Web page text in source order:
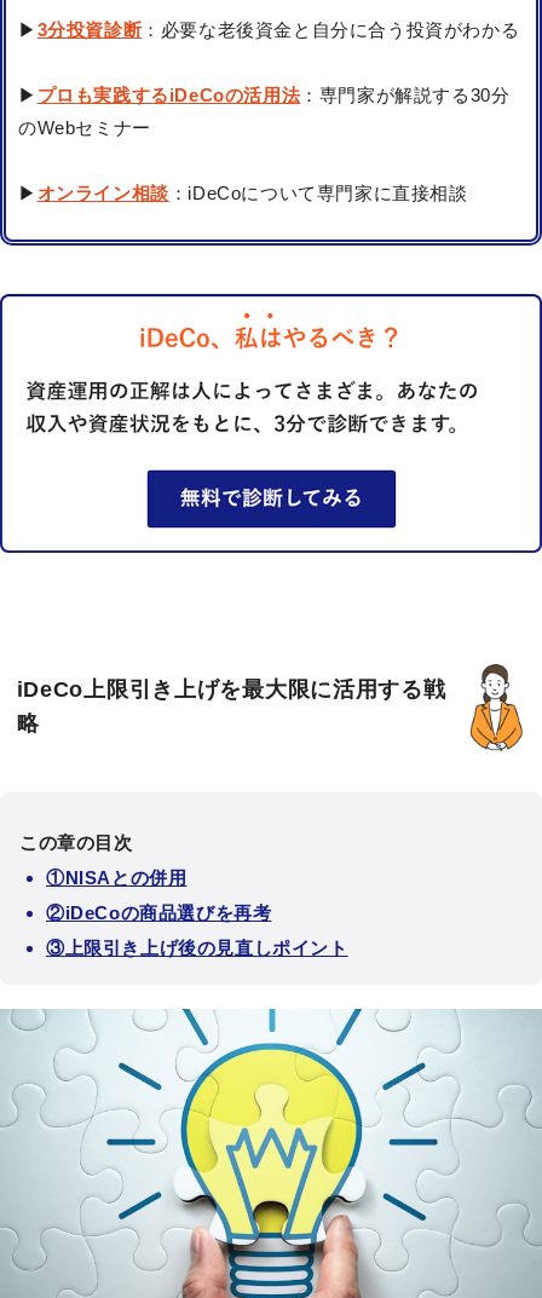
▶ 3分投資診断：必要な老後資金と自分に合う投資がわかる
▶ プロも実践するiDeCoの活用法：専門家が解説する30分
のWebセミナー
▶ オンライン相談 ：iDeCoについて専門家に直接相談
iDeCo上限引き上げを最大限に活用する戦
略
この章の目次
①NISAとの併用
②iDeCoの商品選びを再考
③上限引き上げ後の見直しポイント